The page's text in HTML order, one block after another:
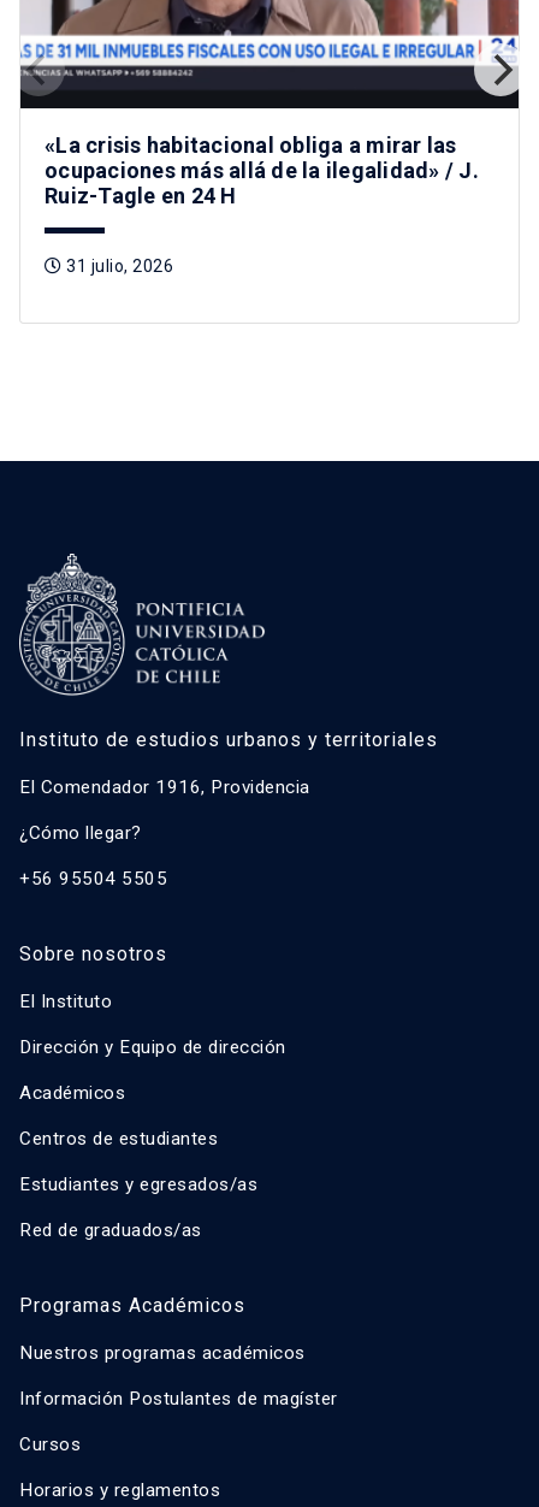
«La crisis habitacional obliga a mirar las
ocupaciones más allá de la ilegalidad» / J.
Ruiz-Tagle en 24 H
31 julio, 2026
Instituto de estudios urbanos y territoriales
El Comendador 1916, Providencia
¿Cómo llegar?
+56 95504 5505
Sobre nosotros
El Instituto
Dirección y Equipo de dirección
Académicos
Centros de estudiantes
Estudiantes y egresados/as
Red de graduados/as
Programas Académicos
Nuestros programas académicos
Información Postulantes de magíster
Cursos
Horarios y reglamentos